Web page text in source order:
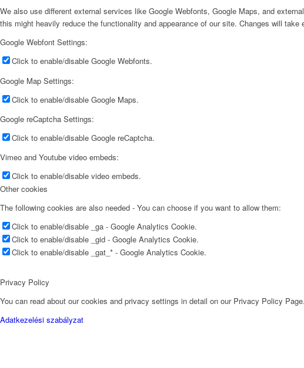
We also use different external services like Google Webfonts, Google Maps, and
this might heavily reduce the functionality and appearance of our site. Changes will take
Google Webfont Settings:
Click to enable/disable Google Webfonts.
Google Map Settings:
Click to enable/disable Google Maps.
Google reCaptcha Settings:
Click to enable/disable Google reCaptcha.
Vimeo and Youtube video embeds:
Click to enable/disable video embeds.
Other cookies
The following cookies are also needed - You can choose if you want to allow them:
Click to enable/disable _ga - Google Analytics Cookie.
Click to enable/disable _gid - Google Analytics Cookie.
Click to enable/disable _gat_* - Google Analytics Cookie.
Privacy Policy
You can read about our cookies and privacy settings in detail on our Privacy Policy Page.
Adatkezelési szabályzat